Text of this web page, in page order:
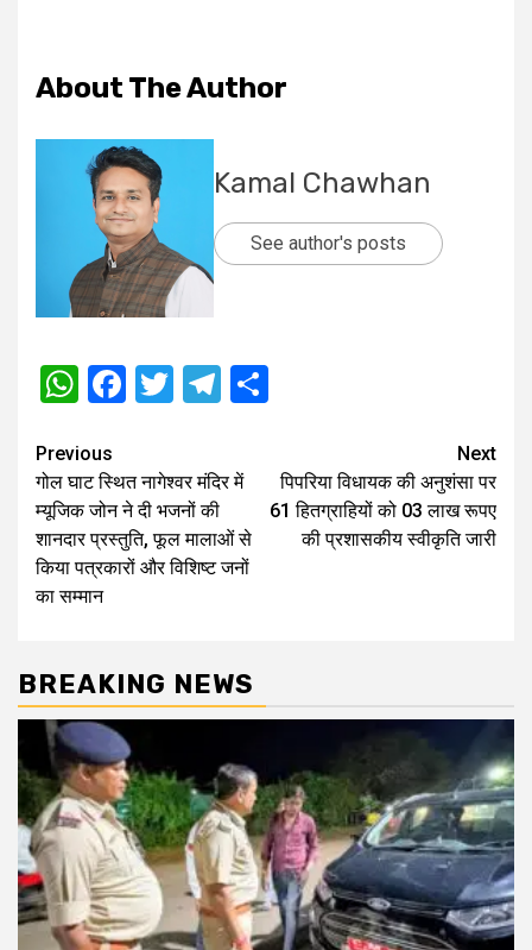
About The Author
Kamal Chawhan
See author's posts
WhatsApp
Facebook
TwitterTelegram
Post
navigation
Previous
गोल घाट स्थित नागेश्वर मंदिर में
म्यूजिक जोन ने दी भजनों की
शानदार प्रस्तुति, फूल मालाओं से
किया पत्रकारों और विशिष्ट जनों
का सम्मान
Next
पिपरिया विधायक की अनुशंसा पर
61 हितग्राहियों को 03 लाख रूपए
की प्रशासकीय स्वीकृति जारी
BREAKING NEWS